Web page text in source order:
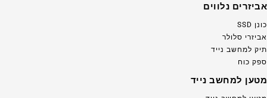
אביזרים נלווים
כונן SSD
אביזרי סלולר
תיק למחשב נייד
ספק כוח
מטען למחשב נייד